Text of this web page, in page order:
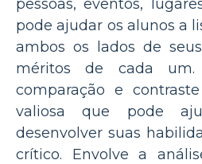
pessoas, eventos,
pode ajudar os alunos a
ambos os lados de
méritos de cada
comparação e
valiosa que pode
desenvolver suas
crítico. Envolve a